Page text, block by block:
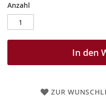
Anzahl
In den
ZUR